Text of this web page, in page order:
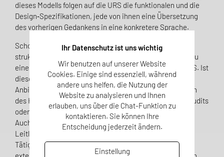
dieses Modells folgen auf die URS die funktionalen und die
Design‑Spezifikationen, jede von ihnen eine Übersetzung
des vorherigen Gedankens in eine konkretere Sprache.
Schon die Design Qualification ermöglicht einen
strukturierten Vergleich verfügbarer Systeme und führt zu
einer begründeten Wahl des am besten geeigneten eQMS. Ist
diese Entscheidung gefallen, folgt die Qualifizierung des
Anbieters. Dabei werden die regulatorischen Fähigkeiten
des Herstellers oder Dienstleisters geprüft, meist über Audits
oder eigens entwickelte Fragebögen für IT-Dienstleister.
Auch hier bleiben Annex 11 und Kapitel 7 der EU-GMP-
Leitlinie der Maßstab: jenes Kapitel zu ausgelagerten
Tätigkeiten, das für jede Zusammenarbeit mit einem
Ihr Datenschutz ist uns wichtig
Wir benutzen auf unserer Website
Cookies. Einige sind essenziell, während
andere uns helfen, die Nutzung der
Website zu analysieren und Ihnen
erlauben, uns über die Chat-Funktion zu
kontaktieren. Sie können Ihre
Entscheidung jederzeit ändern.
Einstellung